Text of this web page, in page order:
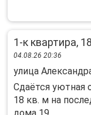
1-к квартира,
04.08.26 20:36
улица
Сдаётся уютная
18 кв. м на